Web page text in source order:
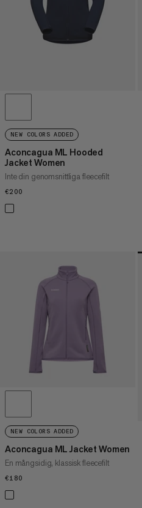
NEW COLORS ADDED
Aconcagua ML Hooded
Jacket Women
Inte din genomsnittliga fleecefilt
€200
NEW COLORS ADDED
Aconcagua ML Jacket Women
En mångsidig, klassisk fleecefilt
€180